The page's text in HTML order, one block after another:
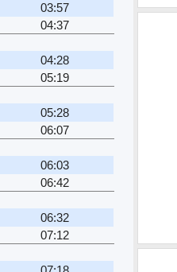
03:57
04:37
04:28
05:19
05:28
06:07
06:03
06:42
06:32
07:12